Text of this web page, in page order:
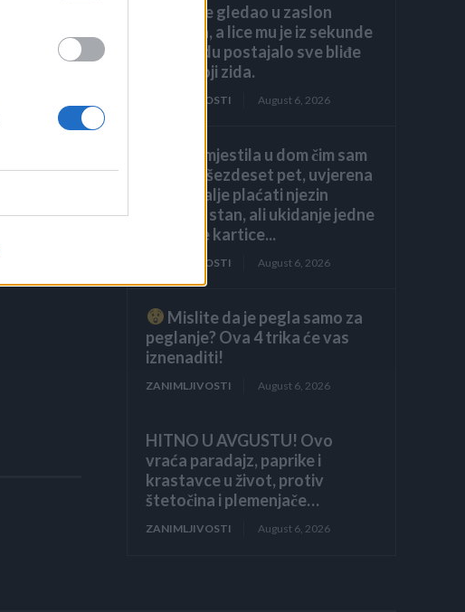
Héctor je gledao u zaslon
računala, a lice mu je iz sekunde
u sekundu postajalo sve bliđe
bijeloj boji zida.
ZANIMLJIVOSTI August 6, 2026
Kći me smjestila u dom čim sam
navršila šezdeset pet, uvjerena
da ću i dalje plaćati njezin
luksuzni stan, ali ukidanje jedne
dodatne kartice...
ZANIMLJIVOSTI August 6, 2026
Mislite da je pegla samo za
peglanje? Ova 4 trika će vas
iznenaditi!
ZANIMLJIVOSTI August 6, 2026
HITNO U AVGUSTU! Ovo
vraća paradajz, paprike i
krastavce u život, protiv
štetočina i plemenjače…
ZANIMLJIVOSTI August 6, 2026